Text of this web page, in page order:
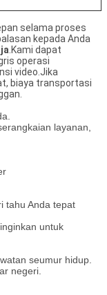
selama proses
kepada Anda
.Kami dapat
operasi
video.Jika
biaya transportasi
layanan,
tahu Anda tepat
untuk
seumur hidup.
negeri.